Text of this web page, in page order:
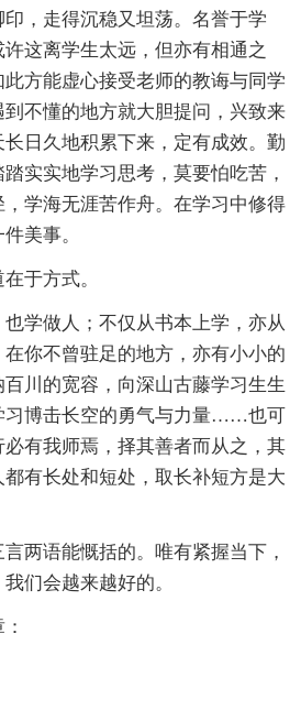
，走得沉稳又坦荡。名誉于学
这离学生太远，但亦有相通之
方能虚心接受老师的教诲与同学
不懂的地方就大胆提问，兴致来
日久地积累下来，定有成效。勤
实实地学习思考，莫要怕吃苦，
学海无涯苦作舟。在学习中修得
美事。
于方式。
做人；不仅从书本上学，亦从
你不曾驻足的地方，亦有小小的
川的宽容，向深山古藤学习生生
习博击长空的勇气与力量……也可
有我师焉，择其善者而从之，其
有长处和短处，取长补短方是大
语能慨括的。唯有紧握当下，
们会越来越好的。